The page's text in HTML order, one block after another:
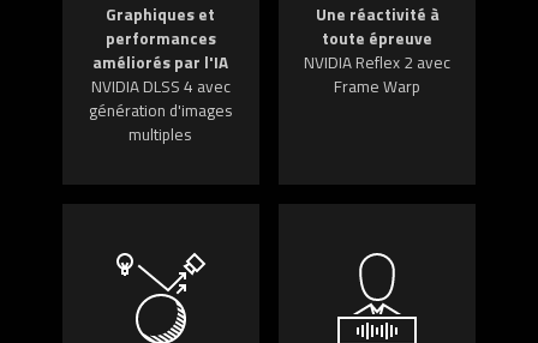
Graphiques et
performances
améliorés par l'IA
NVIDIA DLSS 4 avec
génération d'images
multiples
Une réactivité à
toute épreuve
NVIDIA Reflex 2 avec
Frame Warp